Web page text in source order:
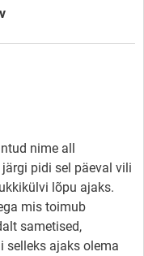
nime all
pidi sel päeval vili
lõpu ajaks.
mis toimub
sametised,
selleks ajaks olema